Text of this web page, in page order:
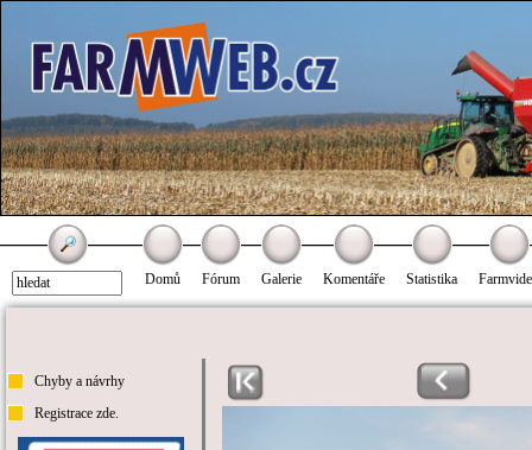
Domů Fórum Galerie Komentáře Statistika
Chyby a návrhy
Registrace zde.